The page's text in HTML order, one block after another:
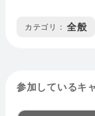
カテゴリ : 全般
参加しているキ